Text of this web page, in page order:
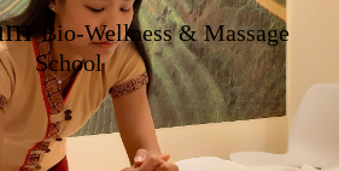
Bio-Wellness & Massage
School